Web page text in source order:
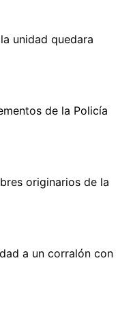
unidad quedara
de la Policía
originarios de la
a un corralón con